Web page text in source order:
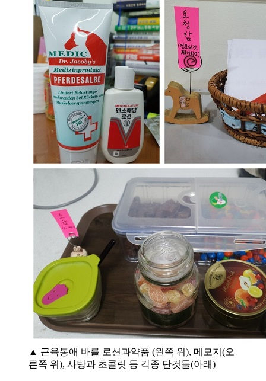
▲ 근육통애 바를 로션과약품 (왼쪽 위), 메모지(오
른쪽 위), 사탕과 초콜릿 등 각종 단것들(아래)